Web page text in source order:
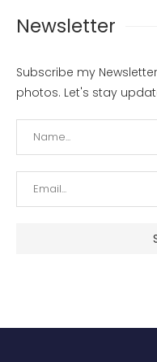
Newsletter
Subscribe my
photos. Let's stay